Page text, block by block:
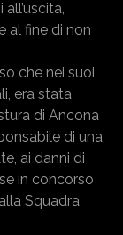
al fine di non
che nei suoi
era stata
di Ancona
di una
ai danni di
in concorso
Squadra